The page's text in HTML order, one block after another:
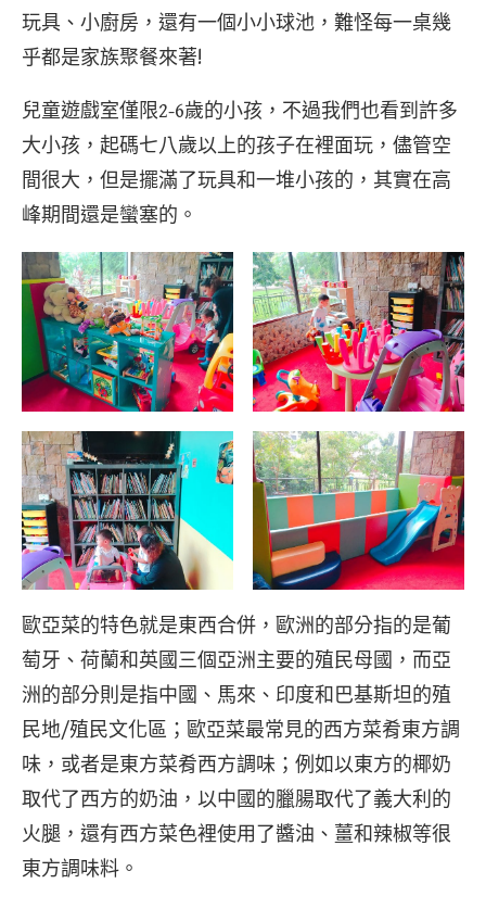
玩具、小廚房，還有一個小小球池，難怪每一桌幾
乎都是家族聚餐來著!
兒童遊戲室僅限2-6歲的小孩，不過我們也看到許多
大小孩，起碼七八歲以上的孩子在裡面玩，儘管空
間很大，但是擺滿了玩具和一堆小孩的，其實在高
峰期間還是蠻塞的。
歐亞菜的特色就是東西合併，歐洲的部分指的是葡
萄牙、荷蘭和英國三個亞洲主要的殖民母國，而亞
洲的部分則是指中國、馬來、印度和巴基斯坦的殖
民地/殖民文化區；歐亞菜最常見的西方菜肴東方調
味，或者是東方菜肴西方調味；例如以東方的椰奶
取代了西方的奶油，以中國的臘腸取代了義大利的
火腿，還有西方菜色裡使用了醬油、薑和辣椒等很
東方調味料。